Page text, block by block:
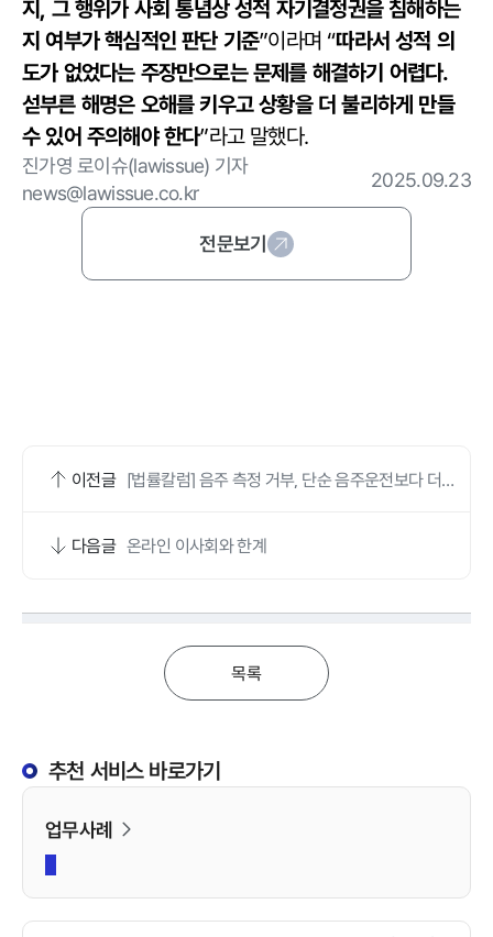
지, 그 행위가 사회 통념상 성적 자기결정권을 침해하는
지 여부가 핵심적인 판단 기준”이라며 “따라서 성적 의
도가 없었다는 주장만으로는 문제를 해결하기 어렵다.
섣부른 해명은 오해를 키우고 상황을 더 불리하게 만들
수 있어 주의해야 한다”라고 말했다.
진가영 로이슈(lawissue) 기자
news@lawissue.co.kr
2025.09.23
전문보기
이전글 [법률칼럼] 음주 측정 거부, 단순 음주운전보다 더
다음글 온라인 이사회와 한계
목록
추천 서비스 바로가기
업무사례